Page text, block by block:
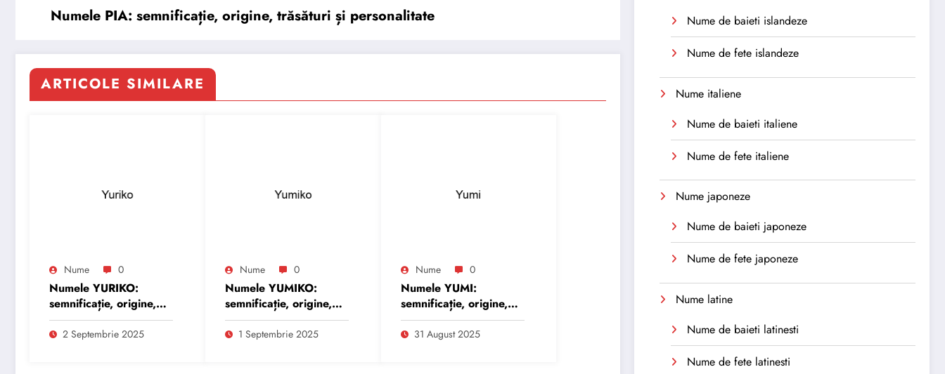
Numele PIA: semnificație, origine, trăsături și personalitate
ARTICOLE SIMILARE
Nume 0
Numele YURIKO:
semnificație, origine,
trăsături și
personalitate
2 Septembrie 2025
Nume 0
Numele YUMIKO:
semnificație, origine,
trăsături și
personalitate
1 Septembrie 2025
Nume 0
Numele YUMI:
semnificație, origine,
trăsături și
personalitate
31 August 2025
Nume de baieti islandeze
Nume de fete islandeze
Nume italiene
Nume de baieti italiene
Nume de fete italiene
Nume japoneze
Nume de baieti japoneze
Nume de fete japoneze
Nume latine
Nume de baieti latinesti
Nume de fete latinesti